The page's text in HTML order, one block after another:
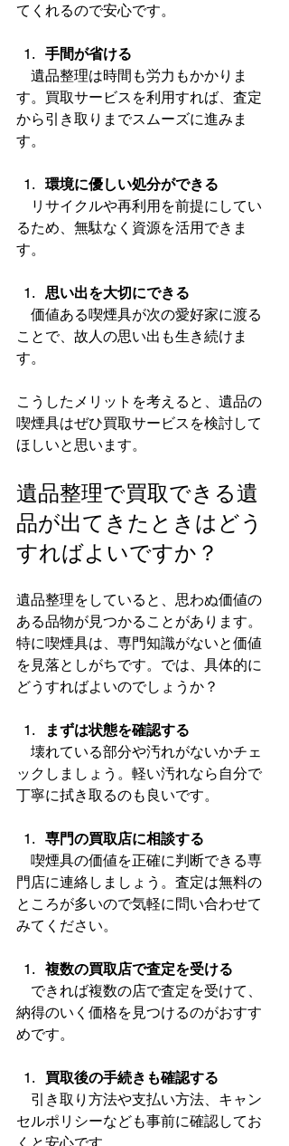
てくれるので安心です。
手間が省ける
遺品整理は時間も労力もかかりま
す。買取サービスを利用すれば、査定
から引き取りまでスムーズに進みま
す。
環境に優しい処分ができる
リサイクルや再利用を前提にしてい
るため、無駄なく資源を活用できま
す。
思い出を大切にできる
価値ある喫煙具が次の愛好家に渡る
ことで、故人の思い出も生き続けま
す。
こうしたメリットを考えると、遺品の
喫煙具はぜひ買取サービスを検討して
ほしいと思います。
遺品整理で買取できる遺
品が出てきたときはどう
すればよいですか？
遺品整理をしていると、思わぬ価値の
ある品物が見つかることがあります。
特に喫煙具は、専門知識がないと価値
を見落としがちです。では、具体的に
どうすればよいのでしょうか？
まずは状態を確認する
壊れている部分や汚れがないかチェ
ックしましょう。軽い汚れなら自分で
丁寧に拭き取るのも良いです。
専門の買取店に相談する
喫煙具の価値を正確に判断できる専
門店に連絡しましょう。査定は無料の
ところが多いので気軽に問い合わせて
みてください。
複数の買取店で査定を受ける
できれば複数の店で査定を受けて、
納得のいく価格を見つけるのがおすす
めです。
買取後の手続きも確認する
引き取り方法や支払い方法、キャン
セルポリシーなども事前に確認してお